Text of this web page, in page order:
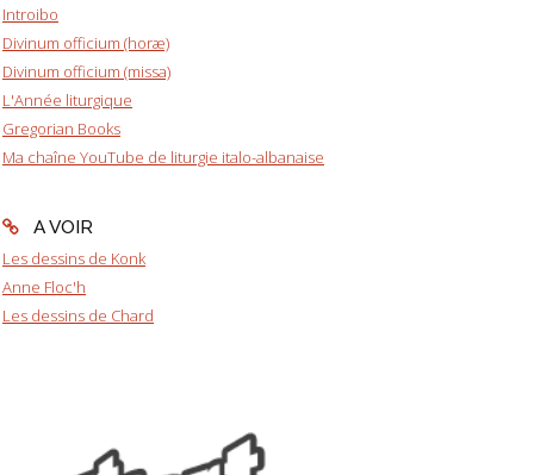
Introibo
Divinum officium (horæ)
Divinum officium (missa)
L'Année liturgique
Gregorian Books
Ma chaîne YouTube de liturgie italo-albanaise
A VOIR
Les dessins de Konk
Anne Floc'h
Les dessins de Chard